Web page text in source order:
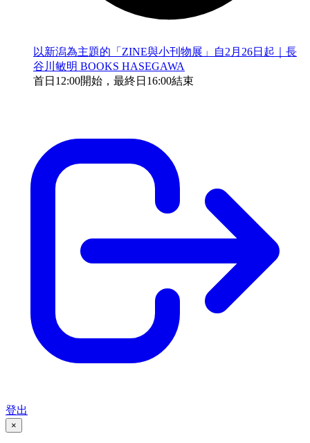
以新潟為主題的「ZINE與小刊物展」自2月26日起｜長
谷川敏明 BOOKS HASEGAWA
首日12:00開始，最終日16:00結束
登出
×